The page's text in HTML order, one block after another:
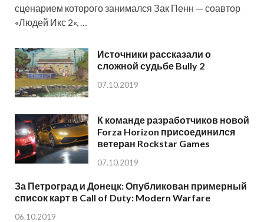
сценарием которого занимался Зак Пенн — соавтор
«Людей Икс 2«, …
Источники рассказали о
сложной судьбе Bully 2
07.10.2019
К команде разработчиков новой
Forza Horizon присоединился
ветеран Rockstar Games
07.10.2019
За Петроград и Донецк: Опубликован примерный
список карт в Call of Duty: Modern Warfare
06.10.2019